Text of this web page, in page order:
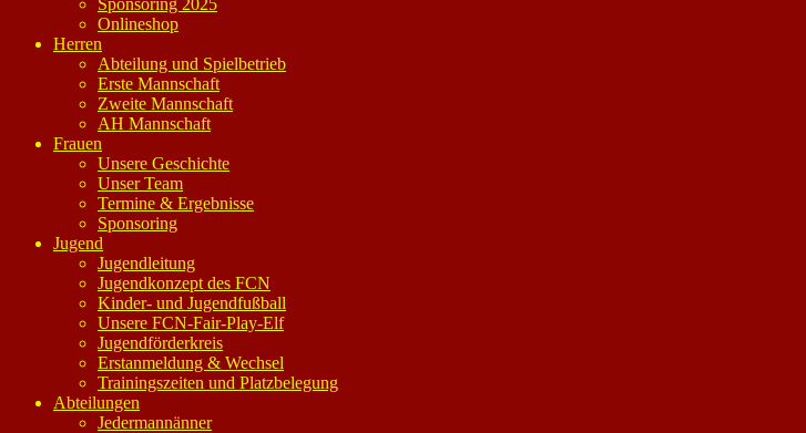
Sponsoring 2025
Onlineshop
Herren
Abteilung und Spielbetrieb
Erste Mannschaft
Zweite Mannschaft
AH Mannschaft
Frauen
Unsere Geschichte
Unser Team
Termine & Ergebnisse
Sponsoring
Jugend
Jugendleitung
Jugendkonzept des FCN
Kinder- und Jugendfußball
Unsere FCN-Fair-Play-Elf
Jugendförderkreis
Erstanmeldung & Wechsel
Trainingszeiten und Platzbelegung
Abteilungen
Jedermannänner